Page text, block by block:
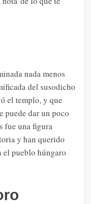
nada menos
del susodicho
el templo, y que
puede dar un poco
fue una figura
y han querido
el pueblo húngaro